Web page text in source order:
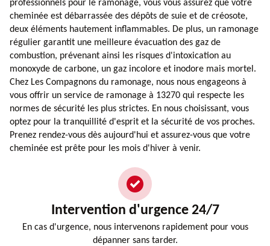
professionnels pour le ramonage, vous vous assurez que votre
cheminée est débarrassée des dépôts de suie et de créosote,
deux éléments hautement inflammables. De plus, un ramonage
régulier garantit une meilleure évacuation des gaz de
combustion, prévenant ainsi les risques d'intoxication au
monoxyde de carbone, un gaz incolore et inodore mais mortel.
Chez Les Compagnons du ramonage, nous nous engageons à
vous offrir un service de ramonage à 13270 qui respecte les
normes de sécurité les plus strictes. En nous choisissant, vous
optez pour la tranquillité d'esprit et la sécurité de vos proches.
Prenez rendez-vous dès aujourd'hui et assurez-vous que votre
cheminée est prête pour les mois d'hiver à venir.
Intervention d'urgence 24/7
En cas d'urgence, nous intervenons rapidement pour vous
dépanner sans tarder.